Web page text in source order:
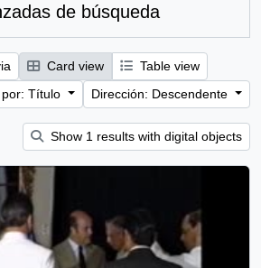
de búsqueda
Card view
Table view
Título
Dirección: Descendente
Show 1 results with digital objects